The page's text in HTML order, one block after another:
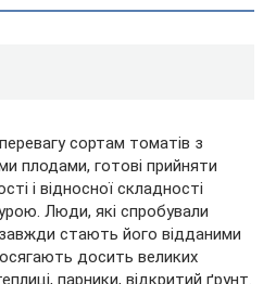
сортам томатів з
плодами, готові прийняти
і відносної складності
Люди, які спробували
стають його відданими
досить великих
парники, відкритий ґрунт.